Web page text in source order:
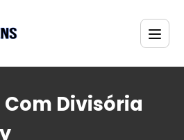
Divisória